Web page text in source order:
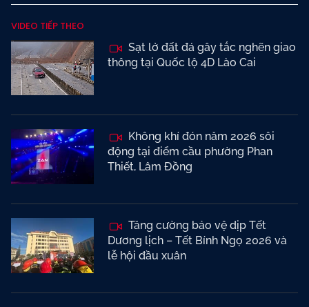
VIDEO TIẾP THEO
Sạt lở đất đá gây tắc nghẽn giao
thông tại Quốc lộ 4D Lào Cai
Không khí đón năm 2026 sôi
động tại điểm cầu phường Phan
Thiết, Lâm Đồng
Tăng cường bảo vệ dịp Tết
Dương lịch – Tết Bính Ngọ 2026 và
lễ hội đầu xuân